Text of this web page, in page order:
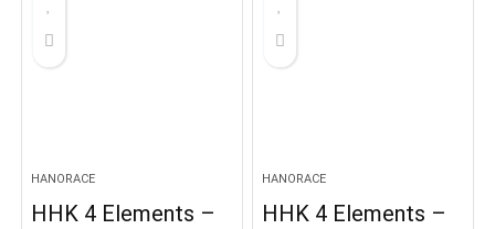
HANORACE
HHK 4 Elements –
HANORACE
HHK 4 Elements –